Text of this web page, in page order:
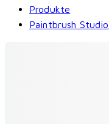
Produkte
Paintbrush